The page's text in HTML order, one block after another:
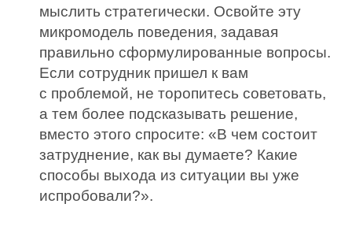
мыслить стратегически. Освойте эту
микромодель поведения, задавая
правильно сформулированные вопросы.
Если сотрудник пришел к вам
с проблемой, не торопитесь советовать,
а тем более подсказывать решение,
вместо этого спросите: «В чем состоит
затруднение, как вы думаете? Какие
способы выхода из ситуации вы уже
испробовали?».